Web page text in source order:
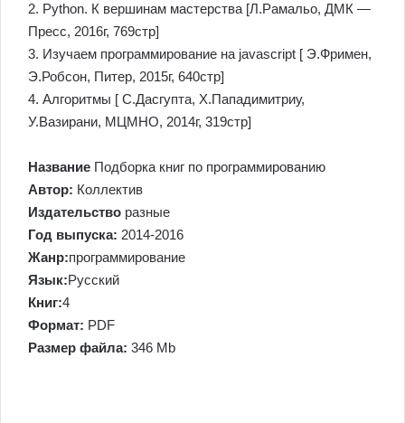
2. Python. К вершинам мастерства [Л.Рамальо, ДМК —
Пресс, 2016г, 769стр]
3. Изучаем программирование на javascript [ Э.Фримен,
Э.Робсон, Питер, 2015г, 640стр]
4. Алгоритмы [ С.Дасгупта, Х.Пападимитриу,
У.Вазирани, МЦМНО, 2014г, 319стр]
Название Подборка книг по программированию
Автор: Коллектив
Издательство разные
Год выпуска: 2014-2016
Жанр:программирование
Язык:Русский
Книг:4
Формат: PDF
Размер файла: 346 Mb